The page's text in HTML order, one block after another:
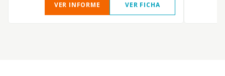
VER INFORME VER FICHA